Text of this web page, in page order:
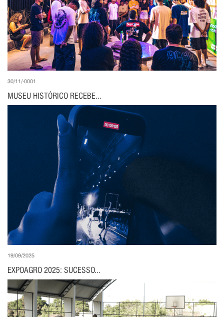
30/11/-0001
MUSEU HISTÓRICO RECEBE...
19/09/2025
EXPOAGRO 2025: SUCESSO...